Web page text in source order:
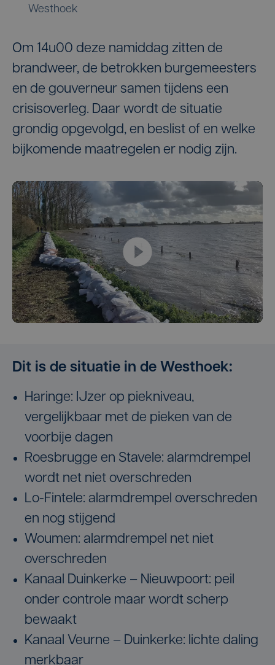
Westhoek
Om 14u00 deze namiddag zitten de
brandweer, de betrokken burgemeesters
en de gouverneur samen tijdens een
crisisoverleg. Daar wordt de situatie
grondig opgevolgd, en beslist of en welke
bijkomende maatregelen er nodig zijn.
Play
Dit is de situatie in de Westhoek:
Haringe: IJzer op piekniveau,
vergelijkbaar met de pieken van de
voorbije dagen
Roesbrugge en Stavele: alarmdrempel
wordt net niet overschreden
Lo-Fintele: alarmdrempel overschreden
en nog stijgend
Woumen: alarmdrempel net niet
overschreden
Kanaal Duinkerke – Nieuwpoort: peil
onder controle maar wordt scherp
bewaakt
Kanaal Veurne – Duinkerke: lichte daling
merkbaar